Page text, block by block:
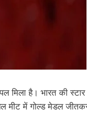
मिला है। भारत की स्टार
मीट में गोल्ड मेडल